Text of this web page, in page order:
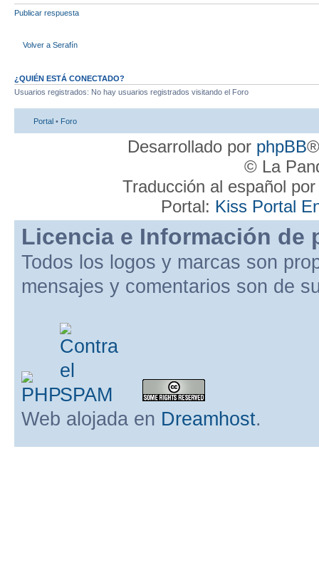
Publicar respuesta
Volver a Serafín
¿QUIÉN ESTÁ CONECTADO?
Usuarios registrados: No hay usuarios registrados visitando el Foro
Portal • Foro
Desarrollado por phpBB
© La
Traducción al español
Portal: Kiss Portal
Licencia e Información de
Todos los logos y marcas son
mensajes y comentarios son de
Web alojada en Dreamhost.